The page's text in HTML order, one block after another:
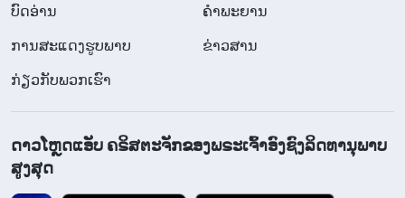
ບົດອ່ານ
ຄຳພະຍານ
ການສະແດງຮູບພາບ
ຂ່າວສານ
ກ່ຽວກັບພວກເຮົາ
ດາວໂຫຼດແອັບ ຄຣິສຕະຈັກຂອງພຣະເຈົ້າອົງຊົງລິດທານຸພາບ
ສູງສຸດ